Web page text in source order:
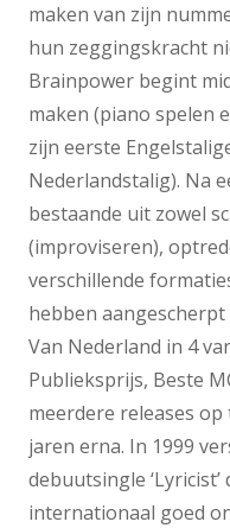
maken van zijn
hun zeggingskracht
Brainpower begint
maken (piano spelen
zijn eerste
Nederlandstalig). Na
bestaande uit zowel
(improviseren),
verschillende
hebben
Van Nederland in 4
Publieksprijs, Beste
meerdere releases op
jaren erna. In 1999
debuutsingle
internationaal goed